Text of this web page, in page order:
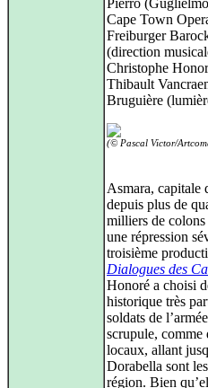
Pierro
Cape Town
Freiburger
(direction
Christophe
Thibault
Bruguière
(© Pascal Victor/
Asmara, capitale
depuis plus de
milliers de
une répression
troisième
Dialogues des
Honoré a choisi
historique très
soldats de
scrupule, comme
locaux, allant
Dorabella sont
région. Bien